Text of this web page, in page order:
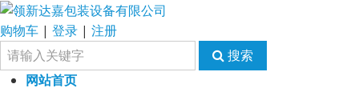
购物车 | 登录 | 注册
搜索
网站首页